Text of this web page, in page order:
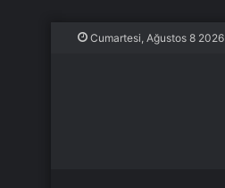
Cumartesi, Ağustos 8 2026